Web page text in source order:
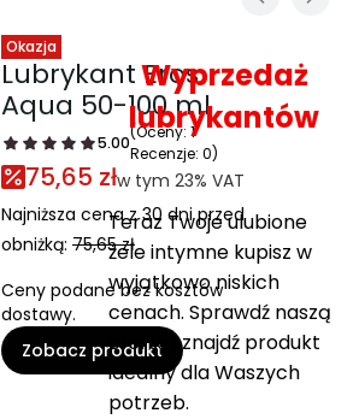
Okazja
Lubrykant Eros
Aqua 50-100 ml
5.00
(Oceny: 1
Recenzje: 0)
75,65 złw tym 23% VAT
w tym 23% VAT
Najniższa cena z 30 dni przed
obniżką: 75,65 zł
Ceny podane bez kosztów
dostawy.
Zobacz produkt
Wyprzedaż
lubrykantów
Teraz Twoje ulubione
żele intymne kupisz w
wyjątkowo niskich
cenach. Sprawdź naszą
ofertę i znajdź produkt
idealny dla Waszych
potrzeb.